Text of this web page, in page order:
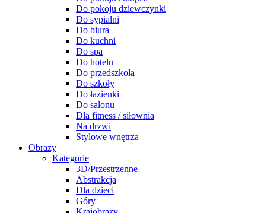
Do pokoju dziewczynki
Do sypialni
Do biura
Do kuchni
Do spa
Do hotelu
Do przedszkola
Do szkoły
Do łazienki
Do salonu
Dla fitness / siłownia
Na drzwi
Stylowe wnętrza
Obrazy
Kategorie
3D/Przestrzenne
Abstrakcja
Dla dzieci
Góry